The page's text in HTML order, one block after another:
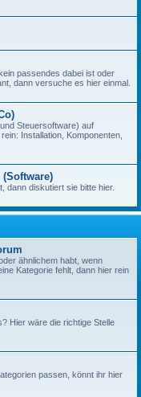
passendes dabei ist oder
dann versuche es hier einmal.
Steuersoftware) auf
Installation, Komponenten,
dann diskutiert sie bitte hier.
ähnlichem habt, wenn
Kategorie fehlt, dann hier rein
Hier wäre die richtige Stelle
passen, könnt ihr hier